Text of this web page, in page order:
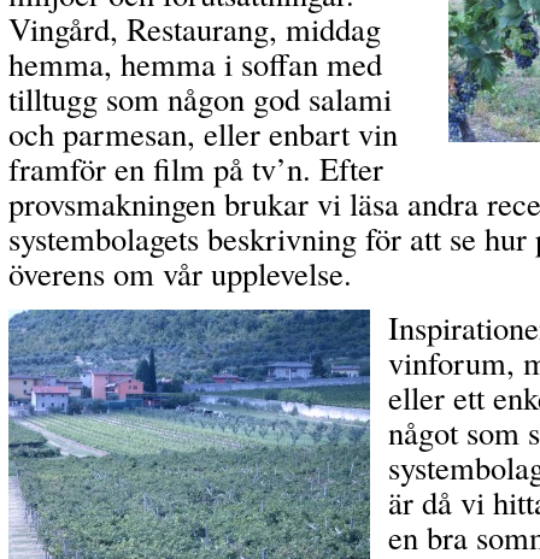
Vingård, Restaurang, middag
hemma, hemma i soffan med
tilltugg som någon god salami
och parmesan, eller enbart vin
framför en film på tv’n. Efter
provsmakningen brukar vi läsa andra
systembolagets beskrivning för att se hur
överens om vår upplevelse.
vinforum,
eller ett
något som
är då vi
en bra